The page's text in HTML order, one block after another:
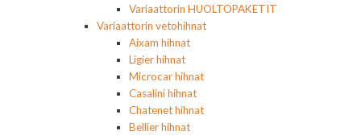
Variaattorin HUOLTOPAKETIT
Variaattorin vetohihnat
Aixam hihnat
Ligier hihnat
Microcar hihnat
Casalini hihnat
Chatenet hihnat
Bellier hihnat